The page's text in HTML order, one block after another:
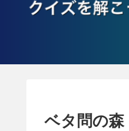
ベタ問の森